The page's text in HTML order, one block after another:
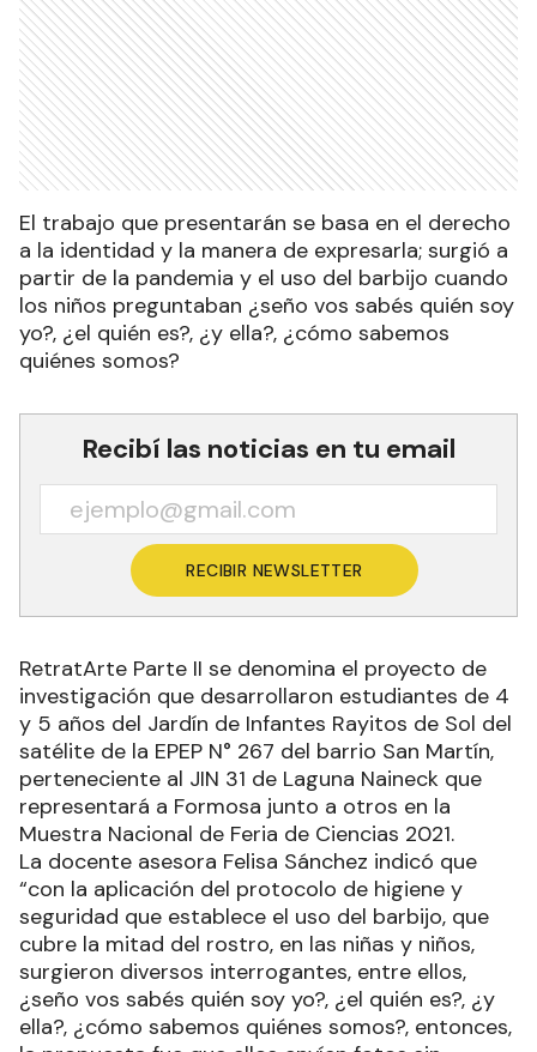
El trabajo que presentarán se basa en el derecho
a la identidad y la manera de expresarla; surgió a
partir de la pandemia y el uso del barbijo cuando
los niños preguntaban ¿seño vos sabés quién soy
yo?, ¿el quién es?, ¿y ella?, ¿cómo sabemos
quiénes somos?
Recibí las noticias en tu email
RECIBIR NEWSLETTER
RetratArte Parte II se denomina el proyecto de
investigación que desarrollaron estudiantes de 4
y 5 años del Jardín de Infantes Rayitos de Sol del
satélite de la EPEP N° 267 del barrio San Martín,
perteneciente al JIN 31 de Laguna Naineck que
representará a Formosa junto a otros en la
Muestra Nacional de Feria de Ciencias 2021.
La docente asesora Felisa Sánchez indicó que
“con la aplicación del protocolo de higiene y
seguridad que establece el uso del barbijo, que
cubre la mitad del rostro, en las niñas y niños,
surgieron diversos interrogantes, entre ellos,
¿seño vos sabés quién soy yo?, ¿el quién es?, ¿y
ella?, ¿cómo sabemos quiénes somos?, entonces,